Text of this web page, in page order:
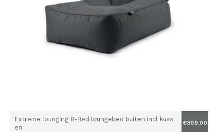
Extreme lounging B-Bed loungebed buiten incl kuss
en
€309,00